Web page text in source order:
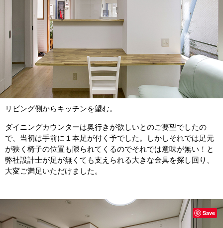
リビング側からキッチンを望む。
ダイニングカウンターは奥行きが欲しいとのご要望でしたの
で、当初は手前に１本足が付く予でした。しかしそれでは足元
が狭く椅子の位置も限られてくるのでそれでは意味が無い！と
弊社設計士が足が無くても支えられる大きな金具を探し回り、
大変ご満足いただけました。
Save